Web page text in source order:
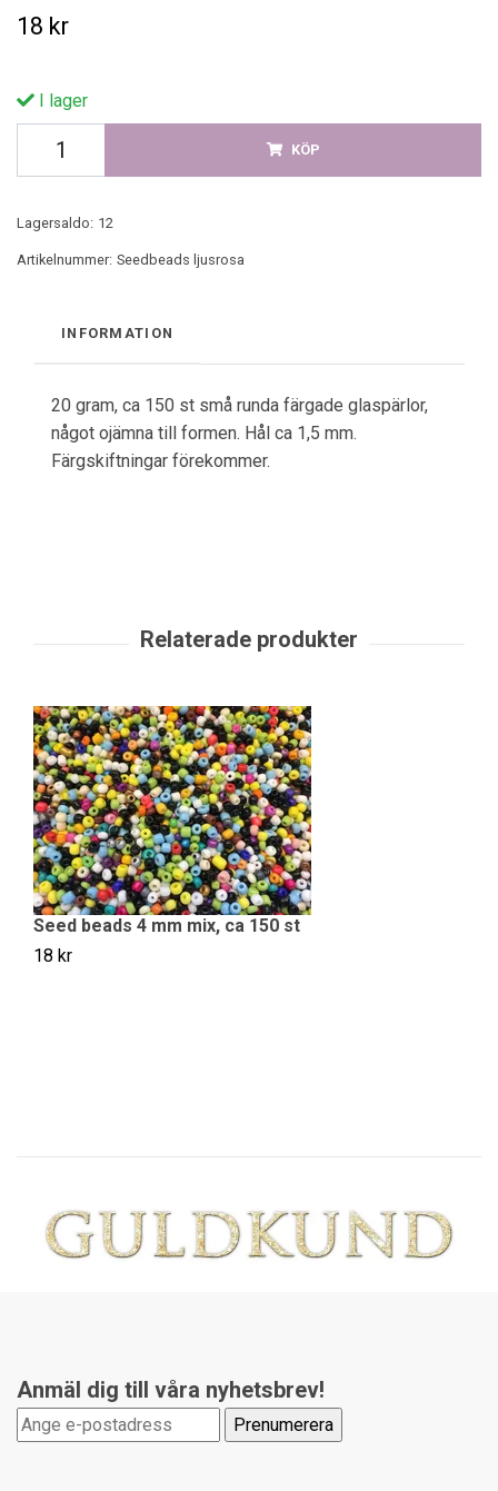
18 kr
I lager
KÖP
Lagersaldo: 12
Artikelnummer: Seedbeads ljusrosa
INFORMATION
20 gram, ca 150 st små runda färgade glaspärlor,
något ojämna till formen. Hål ca 1,5 mm.
Färgskiftningar förekommer.
Seed beads 4 mm mix, ca 150 st
18 kr
Anmäl dig till våra nyhetsbrev!